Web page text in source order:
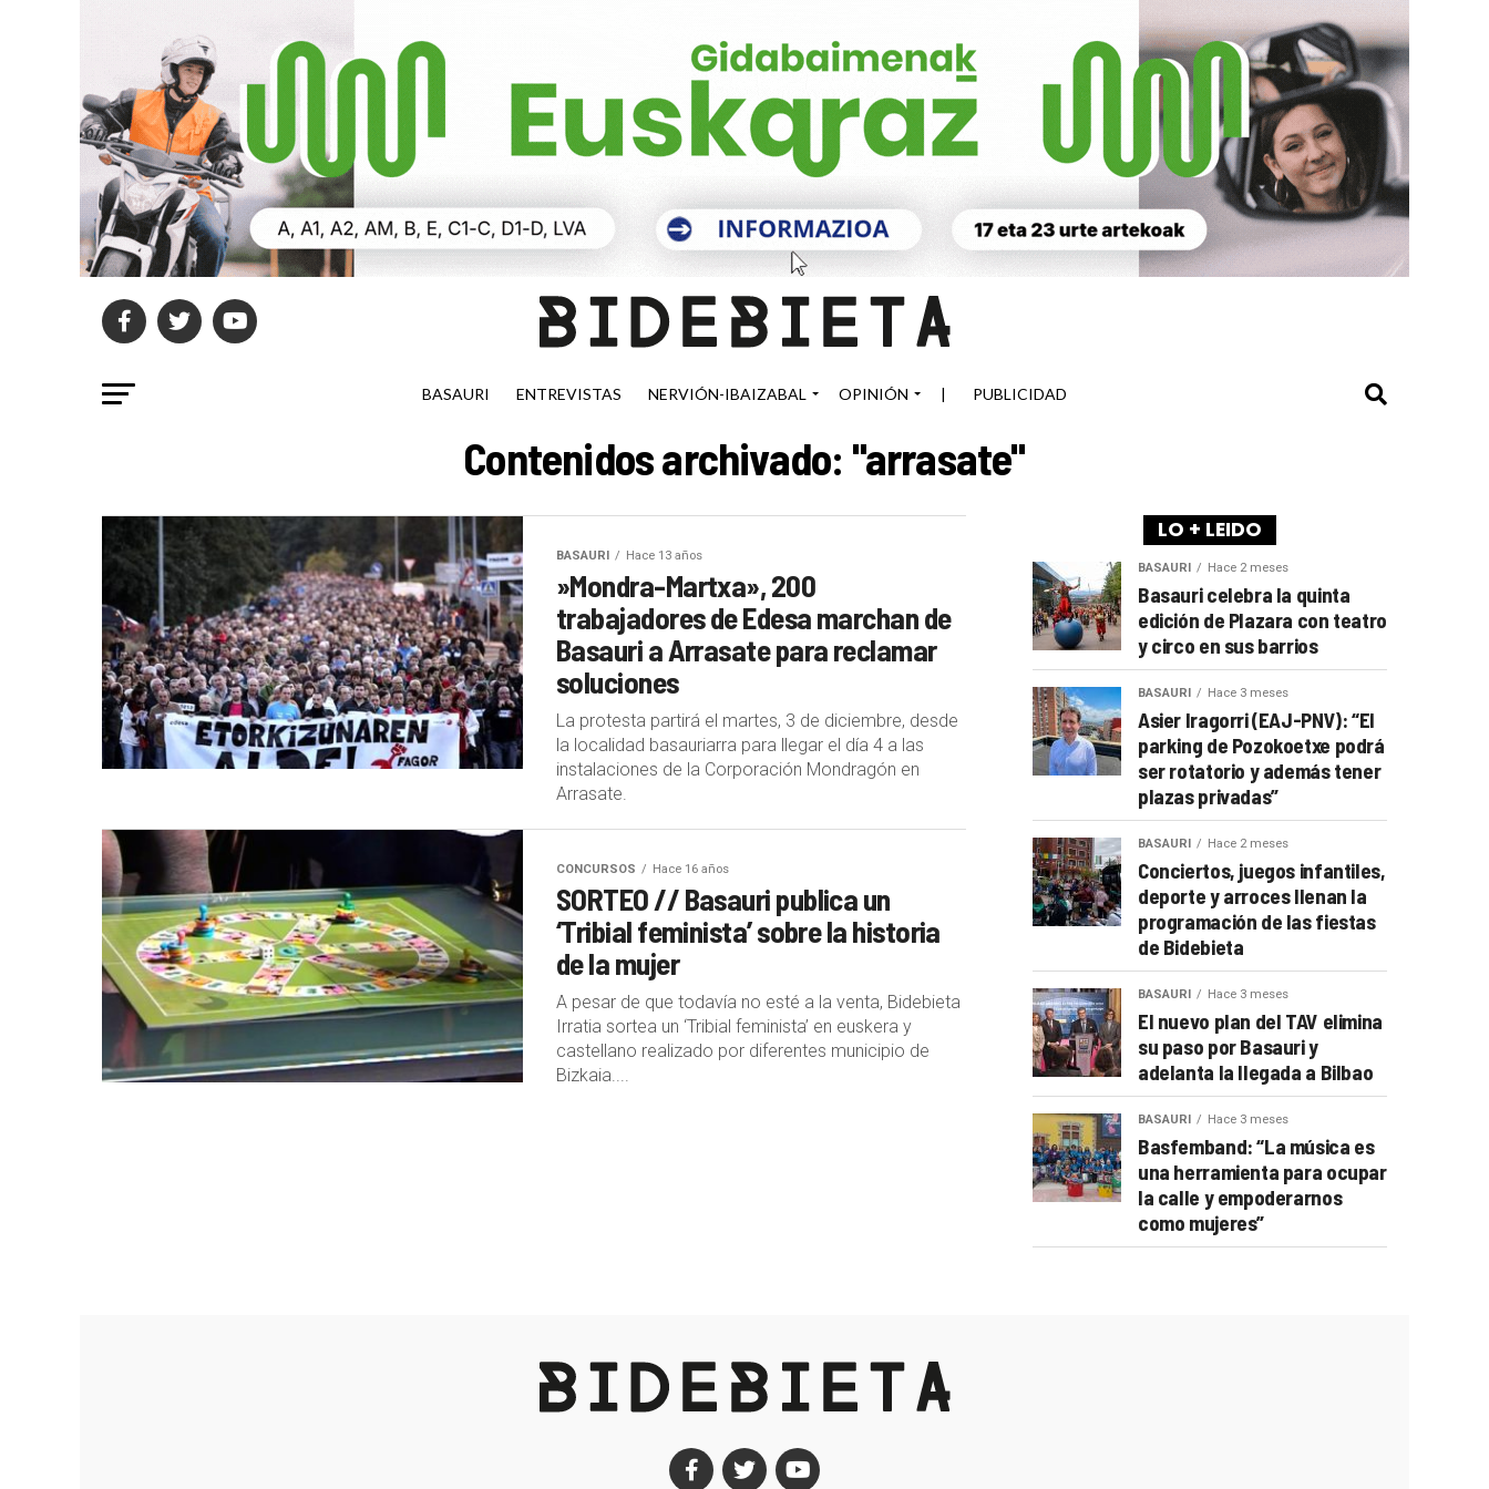
BASAURI ENTREVISTAS NERVIÓN-IBAIZABAL OPINIÓN | PUBLICIDAD
Contenidos archivado: "arrasate"
BASAURI Hace 13 años
»Mondra-Martxa», 200
trabajadores de Edesa marchan de
Basauri a Arrasate para reclamar
soluciones
La protesta partirá el martes, 3 de diciembre, desde
la localidad basauriarra para llegar el día 4 a las
instalaciones de la Corporación Mondragón en
Arrasate.
CONCURSOS Hace 16 años
SORTEO // Basauri publica un
‘Tribial feminista’ sobre la historia
de la mujer
A pesar de que todavía no esté a la venta, Bidebieta
Irratia sortea un ‘Tribial feminista’ en euskera y
castellano realizado por diferentes municipio de
Bizkaia....
LO + LEIDO
BASAURI Hace 2 meses
Basauri celebra la quinta
edición de Plazara con teatro
y circo en sus barrios
BASAURI Hace 3 meses
Asier Iragorri (EAJ-PNV): “El
parking de Pozokoetxe podrá
ser rotatorio y además tener
plazas privadas”
BASAURI Hace 2 meses
Conciertos, juegos infantiles,
deporte y arroces llenan la
programación de las fiestas
de Bidebieta
BASAURI Hace 3 meses
El nuevo plan del TAV elimina
su paso por Basauri y
adelanta la llegada a Bilbao
BASAURI Hace 3 meses
Basfemband: “La música es
una herramienta para ocupar
la calle y empoderarnos
como mujeres”